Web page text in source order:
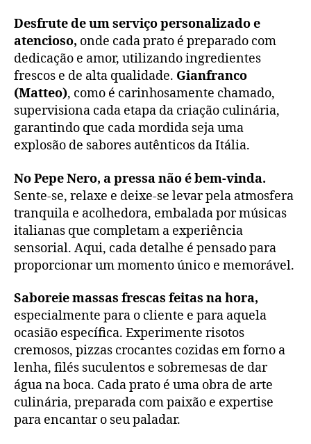
Desfrute de um serviço personalizado e
atencioso, onde cada prato é preparado com
dedicação e amor, utilizando ingredientes
frescos e de alta qualidade. Gianfranco
(Matteo), como é carinhosamente chamado,
supervisiona cada etapa da criação culinária,
garantindo que cada mordida seja uma
explosão de sabores autênticos da Itália.
No Pepe Nero, a pressa não é bem-vinda.
Sente-se, relaxe e deixe-se levar pela atmosfera
tranquila e acolhedora, embalada por músicas
italianas que completam a experiência
sensorial. Aqui, cada detalhe é pensado para
proporcionar um momento único e memorável.
Saboreie massas frescas feitas na hora,
especialmente para o cliente e para aquela
ocasião específica. Experimente risotos
cremosos, pizzas crocantes cozidas em forno a
lenha, filés suculentos e sobremesas de dar
água na boca. Cada prato é uma obra de arte
culinária, preparada com paixão e expertise
para encantar o seu paladar.